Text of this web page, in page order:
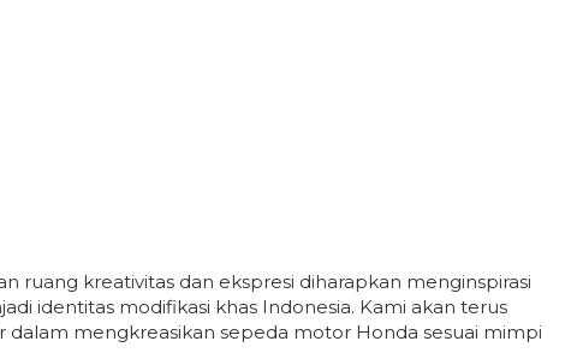
ruang kreativitas dan ekspresi diharapkan menginspirasi
identitas modifikasi khas Indonesia. Kami akan terus
mengkreasikan sepeda motor Honda sesuai mimpi